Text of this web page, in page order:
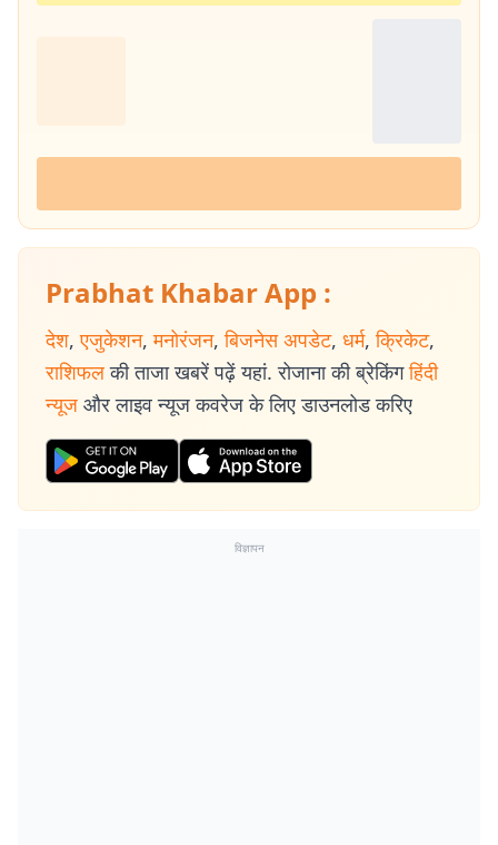
Prabhat Khabar App :
देश, एजुकेशन, मनोरंजन, बिजनेस अपडेट, धर्म, क्रिकेट,
राशिफल की ताजा खबरें पढ़ें यहां. रोजाना की ब्रेकिंग हिंदी
न्यूज और लाइव न्यूज कवरेज के लिए डाउनलोड करिए
विज्ञापन